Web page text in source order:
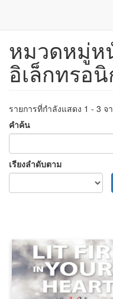
ข้าม
เนื้อหา
หมวดหมู่ห
อิเล็กทรอ
รายการที่กำลังแสดง 1 - 3 จ
คำค้น
เรียงลำดับตาม